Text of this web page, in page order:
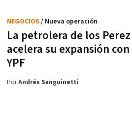
La petrolera de los
acelera su expansión
YPF
NEGOCIOS / Nueva operación
PorAndrés Sanguinetti